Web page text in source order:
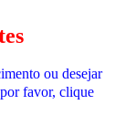
ou desejar
favor, clique